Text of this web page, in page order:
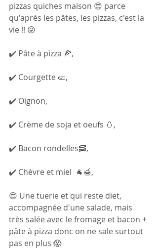
pizzas quiches maison 😍 parce
qu'après les pâtes, les pizzas, c'est la
vie !! 😜
✔️ Pâte à pizza 🍕,
✔️ Courgette 🥒,
✔️ Oignon,
✔️ Crème de soja et oeufs 🥚,
✔️ Bacon rondelles🥓,
✔️ Chèvre et miel  🐐🍯,
😍 Une tuerie et qui reste diet,
accompagnée d'une salade, mais
très salée avec le fromage et bacon +
pâte à pizza donc on ne sale surtout
pas en plus 😱